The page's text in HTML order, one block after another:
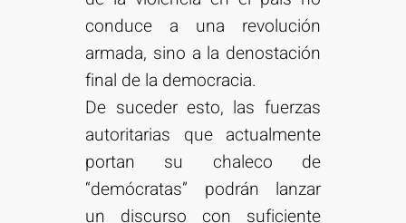
conduce a una revolución
armada, sino a la denostación
final de la democracia.
De suceder esto, las fuerzas
autoritarias que actualmente
portan su chaleco de
“demócratas” podrán lanzar
un discurso con suficiente